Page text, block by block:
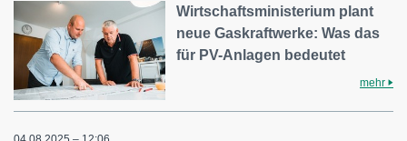
Wirtschaftsministerium plant
neue Gaskraftwerke: Was das
für PV-Anlagen bedeutet
mehr